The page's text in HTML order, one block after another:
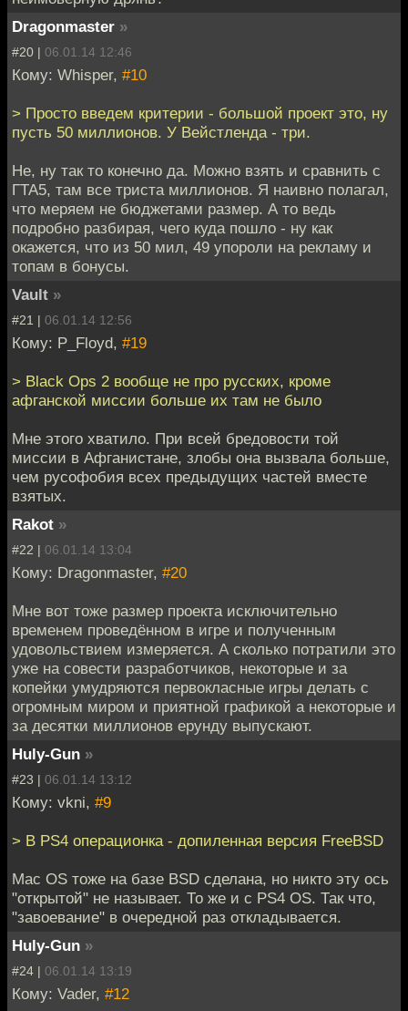
Dragonmaster »
#20 | 06.01.14 12:46
Кому: Whisper, #10
> Просто введем критерии - большой проект это, ну
пусть 50 миллионов. У Вейстленда - три.
Не, ну так то конечно да. Можно взять и сравнить с
ГТА5, там все триста миллионов. Я наивно полагал,
что меряем не бюджетами размер. А то ведь
подробно разбирая, чего куда пошло - ну как
окажется, что из 50 мил, 49 упороли на рекламу и
топам в бонусы.
Vault »
#21 | 06.01.14 12:56
Кому: P_Floyd, #19
> Black Ops 2 вообще не про русских, кроме
афганской миссии больше их там не было
Мне этого хватило. При всей бредовости той
миссии в Афганистане, злобы она вызвала больше,
чем русофобия всех предыдущих частей вместе
взятых.
Rakot »
#22 | 06.01.14 13:04
Кому: Dragonmaster, #20
Мне вот тоже размер проекта исключительно
временем проведённом в игре и полученным
удовольствием измеряется. А сколько потратили это
уже на совести разработчиков, некоторые и за
копейки умудряются первокласные игры делать с
огромным миром и приятной графикой а некоторые и
за десятки миллионов ерунду выпускают.
Huly-Gun »
#23 | 06.01.14 13:12
Кому: vkni, #9
> В PS4 операционка - допиленная версия FreeBSD
Mac OS тоже на базе BSD сделана, но никто эту ось
"открытой" не называет. То же и с PS4 OS. Так что,
"завоевание" в очередной раз откладывается.
Huly-Gun »
#24 | 06.01.14 13:19
Кому: Vader, #12